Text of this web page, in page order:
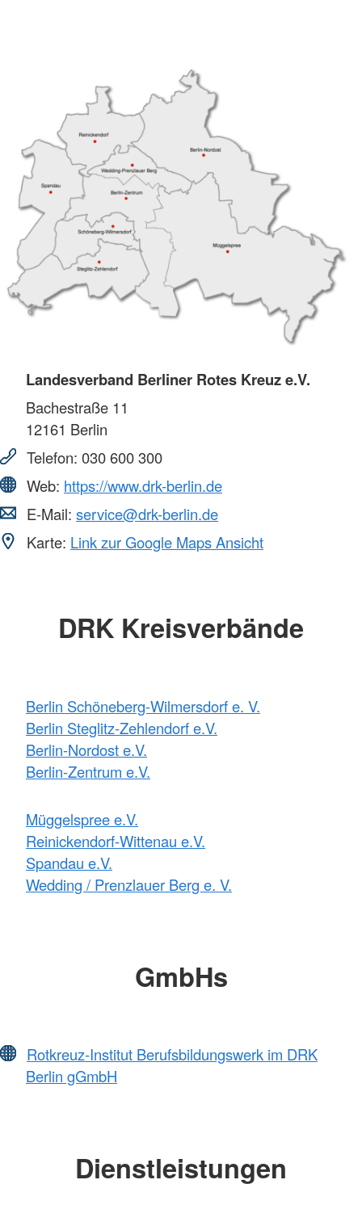
Landesverband Berliner Rotes Kreuz e.V.
Bachestraße 11
12161 Berlin
Telefon: 030 600 300
Web: https://www.drk-berlin.de
E-Mail: service@drk-berlin.de
Karte: Link zur Google Maps Ansicht
DRK Kreisverbände
Berlin Schöneberg-Wilmersdorf e. V.
Berlin Steglitz-Zehlendorf e.V.
Berlin-Nordost e.V.
Berlin-Zentrum e.V.
Müggelspree e.V.
Reinickendorf-Wittenau e.V.
Spandau e.V.
Wedding / Prenzlauer Berg e. V.
GmbHs
Rotkreuz-Institut Berufsbildungswerk im DRK
Berlin gGmbH
Dienstleistungen